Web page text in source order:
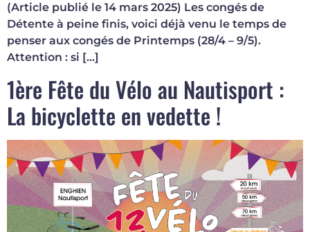
(Article publié le 14 mars 2025) Les congés de
Détente à peine finis, voici déjà venu le temps de
penser aux congés de Printemps (28/4 – 9/5).
Attention : si […]
1ère Fête du Vélo au Nautisport :
La bicyclette en vedette !